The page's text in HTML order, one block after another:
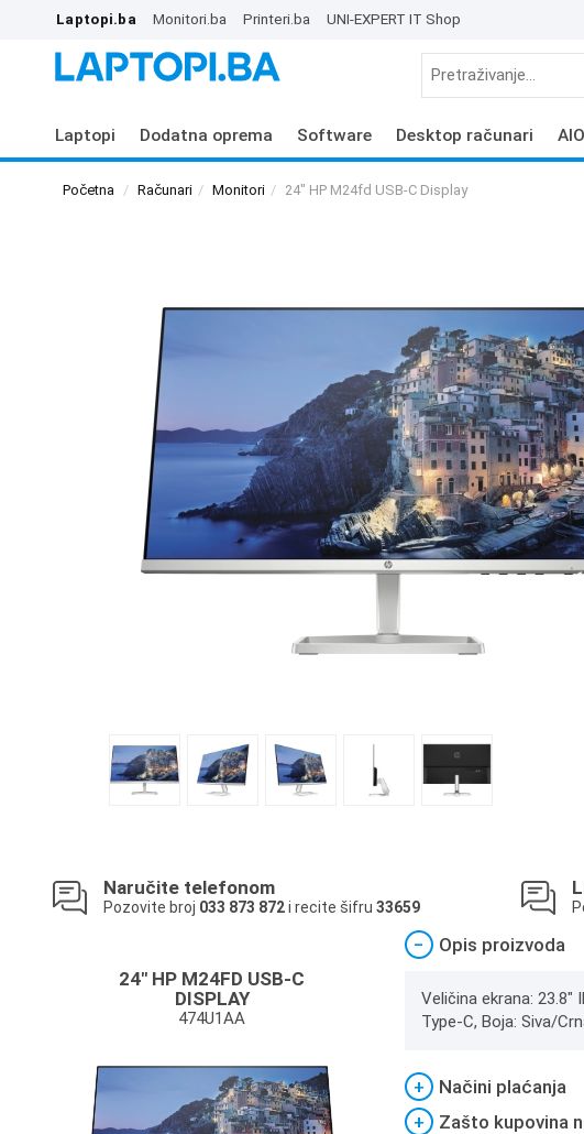
Laptopi.ba Monitori.ba Printeri.ba UNI-EXPERT IT Shop
Laptopi Dodatna oprema Software Desktop računari
Početna Računari Monitori 24" HP M24fd USB-C Display
Naručite telefonom
Pozovite broj 033 873 872i recite šifru 33659
24" HP M24FD USB-C
DISPLAY
474U1AA
− Opis proizvoda
Veličina ekrana: 23.8"
Type-C, Boja: Siva/
+
Načini plaćanja
+
Zašto kupovina